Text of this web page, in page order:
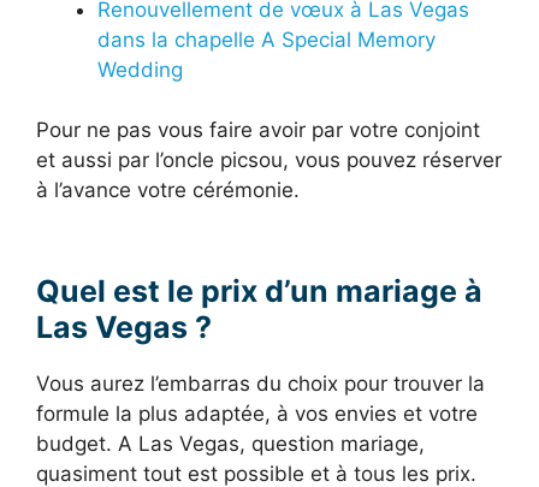
Renouvellement de vœux à Las Vegas
dans la chapelle A Special Memory
Wedding
Pour ne pas vous faire avoir par votre conjoint
et aussi par l’oncle picsou, vous pouvez réserver
à l’avance votre cérémonie.
Quel est le prix d’un mariage à
Las Vegas ?
Vous aurez l’embarras du choix pour trouver la
formule la plus adaptée, à vos envies et votre
budget. A Las Vegas, question mariage,
quasiment tout est possible et à tous les prix.